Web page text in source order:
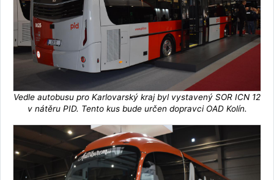
Vedle autobusu pro Karlovarský kraj byl vystavený SOR ICN 12
v nátěru PID. Tento kus bude určen dopravci OAD Kolín.